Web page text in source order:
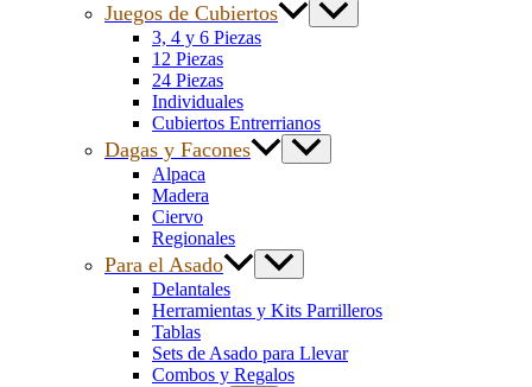
Juegos de Cubiertos
3, 4 y 6 Piezas
12 Piezas
24 Piezas
Individuales
Cubiertos Entrerrianos
Dagas y Facones
Alpaca
Madera
Ciervo
Regionales
Para el Asado
Delantales
Herramientas y Kits Parrilleros
Tablas
Sets de Asado para Llevar
Combos y Regalos